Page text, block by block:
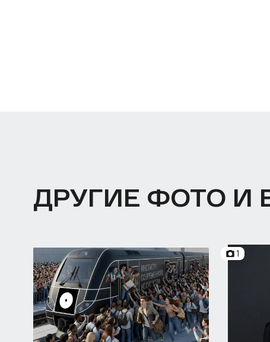
ДРУГИЕ ФОТО И
1